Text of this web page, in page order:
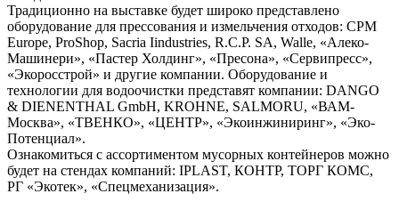
Традиционно на выставке будет широко представлено
оборудование для прессования и измельчения отходов: CPM
Europe, ProShop, Sacria Iindustries, R.C.P. SA, Walle, «Алеко-
Машинери», «Пастер Холдинг», «Пресона», «Сервипресс»,
«Экоросстрой» и другие компании. Оборудование и
технологии для водоочистки представят компании: DANGO
& DIENENTHAL GmbH, KROHNE, SALMORU, «ВАМ-
Москва», «ТВЕНКО», «ЦЕНТР», «Экоинжиниринг», «Эко-
Потенциал».
Ознакомиться с ассортиментом мусорных контейнеров можно
будет на стендах компаний: IPLAST, КОНТР, ТОРГ КОМС,
РГ «Экотек», «Спецмеханизация».